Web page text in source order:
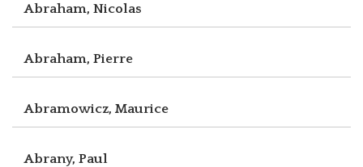
Abraham, Nicolas
Abraham, Pierre
Abramowicz, Maurice
Abrany, Paul